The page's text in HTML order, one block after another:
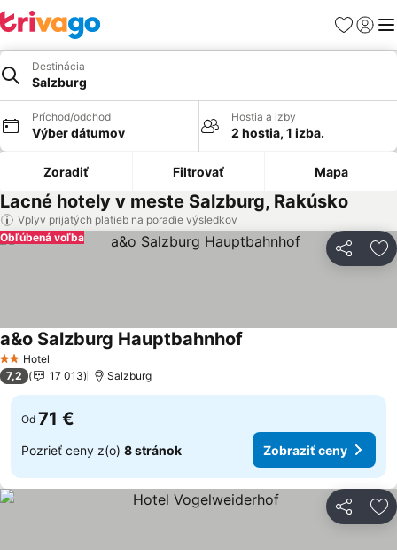
Obľúbené
Destinácia
Salzburg
Príchod/odchod
Výber dátumov
Hostia a izby
2 hostia, 1 izba.
Zoradiť Filtrovať Mapa
Lacné hotely v meste Salzburg, Rakúsko
Vplyv prijatých platieb na poradie výsledkov
Zdieľať
Obľúbená voľba
2 Počet hviezdičiek
Hotel
a&o Salzburg Hauptbahnhof
7,2 17 013 Salzburg
Od 71 €
Pozrieť ceny z(o) 8 stránok Zobraziť ceny
Zdieľať